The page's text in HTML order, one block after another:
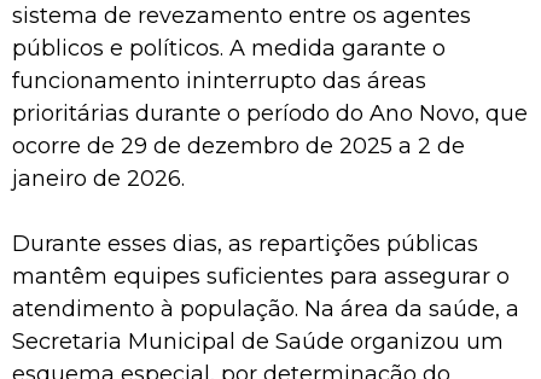
sistema de revezamento entre os agentes
públicos e políticos. A medida garante o
funcionamento ininterrupto das áreas
prioritárias durante o período do Ano Novo, que
ocorre de 29 de dezembro de 2025 a 2 de
janeiro de 2026.
Durante esses dias, as repartições públicas
mantêm equipes suficientes para assegurar o
atendimento à população. Na área da saúde, a
Secretaria Municipal de Saúde organizou um
esquema especial, por determinação do